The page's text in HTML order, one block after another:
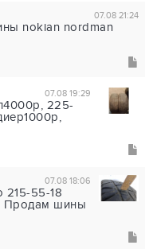
07.08 21:24
nokian nordman
07.08 19:29
225-
07.08 18:06
215-55-18
Продам шины